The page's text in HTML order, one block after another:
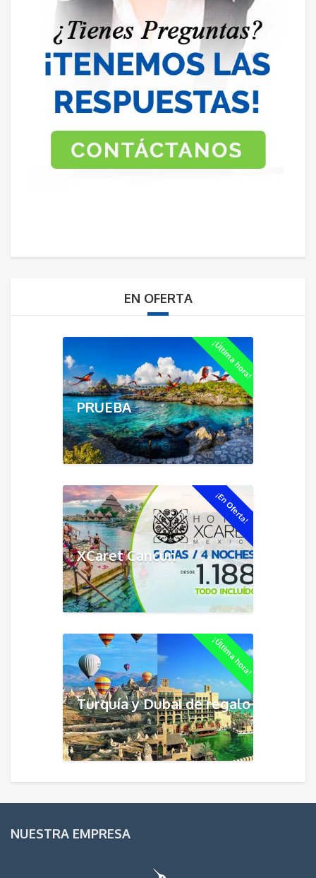
EN OFERTA
¡Última hora!
PRUEBA
¡En Oferta!
XCaret Cancún
¡Última hora!
Turquía y Dubai de regalo
NUESTRA EMPRESA